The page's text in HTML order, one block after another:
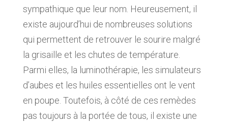
sympathique que leur nom. Heureusement, il
existe aujourd’hui de nombreuses solutions
qui permettent de retrouver le sourire malgré
la grisaille et les chutes de température.
Parmi elles, la luminothérapie, les simulateurs
d’aubes et les huiles essentielles ont le vent
en poupe. Toutefois, à côté de ces remèdes
pas toujours à la portée de tous, il existe une